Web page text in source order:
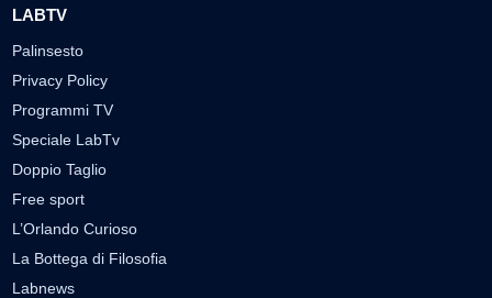
LABTV
Palinsesto
Privacy Policy
Programmi TV
Speciale LabTv
Doppio Taglio
Free sport
L’Orlando Curioso
La Bottega di Filosofia
Labnews